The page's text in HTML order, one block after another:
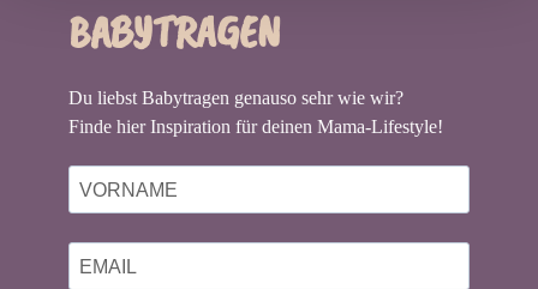
BABYTRAGEN
Du liebst Babytragen genauso sehr wie wir?
Finde hier Inspiration für deinen Mama-Lifestyle!